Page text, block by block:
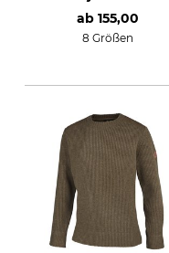
ab 155,00
8 Größen